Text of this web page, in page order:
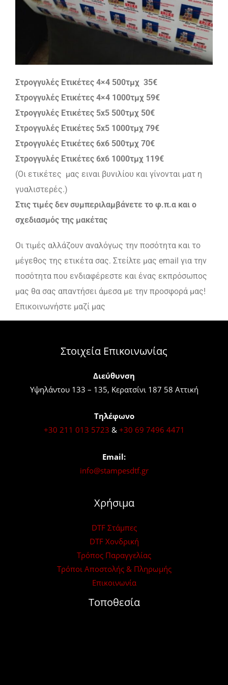
Στρογγυλές Ετικέτες 4×4 500τμχ 35€
Στρογγυλές Ετικέτες 4×4 1000τμχ 59€
Στρογγυλές Ετικέτες 5x5 500τμχ 50€
Στρογγυλές Ετικέτες 5x5 1000τμχ 79€
Στρογγυλές Ετικέτες 6x6 500τμχ 70€
Στρογγυλές Ετικέτες 6x6 1000τμχ 119€
(Οι ετικέτες μας ειναι βυνιλίου και γίνονται ματ η
γυαλιστερές.)
Στις τιμές δεν συμπεριλαμβάνετε το φ.π.α και ο
σχεδιασμός της μακέτας
Οι τιμές αλλάζουν αναλόγως την ποσότητα και το
μέγεθος της ετικέτα σας. Στείλτε μας email για την
ποσότητα που ενδιαφέρεστε και ένας εκπρόσωπος
μας θα σας απαντήσει άμεσα με την προσφορά μας!
Επικοινωνήστε μαζί μας
Στοιχεία Επικοινωνίας
Διεύθυνση
Υψηλάντου 133 – 135, Κερατσίνι 187 58 Αττική
Τηλέφωνο
+30 211 013 5723 & +30 69 7496 4471
Email:
info@stampesdtf.gr
Χρήσιμα
DTF Στάμπες
DTF Χονδρική
Τρόπος Παραγγελίας
Τρόποι Αποστολής & Πληρωμής
Επικοινωνία
Τοποθεσία